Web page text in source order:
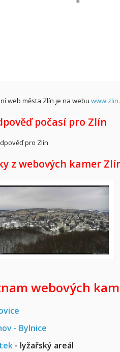
web města Zlín je na webu
počasí pro Zlín
z webových kamer
webových
- Bylnice
- lyžařský areál